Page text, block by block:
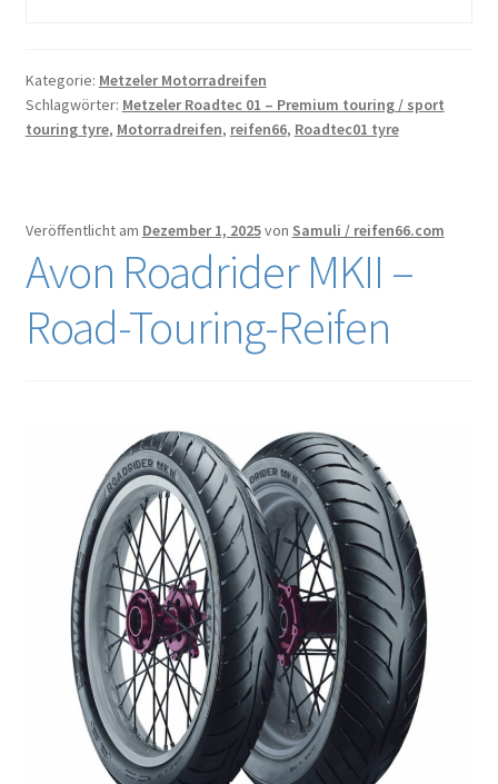
Kategorie: Metzeler Motorradreifen
Schlagwörter: Metzeler Roadtec 01 – Premium touring / sport
touring tyre, Motorradreifen, reifen66, Roadtec01 tyre
Veröffentlicht am Dezember 1, 2025von Samuli / reifen66.com
Avon Roadrider MKII –
Road-Touring-Reifen